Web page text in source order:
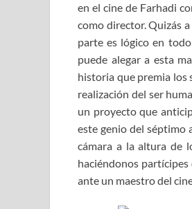
en el cine de Farhadi
como director. Quizás a
parte es lógico en
puede alegar a esta
historia que premia los
realización del ser
un proyecto que
este genio del séptimo
cámara a la altura de
haciéndonos
ante un maestro del